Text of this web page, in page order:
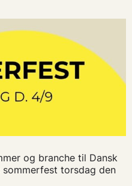
og branche til Dansk
torsdag den